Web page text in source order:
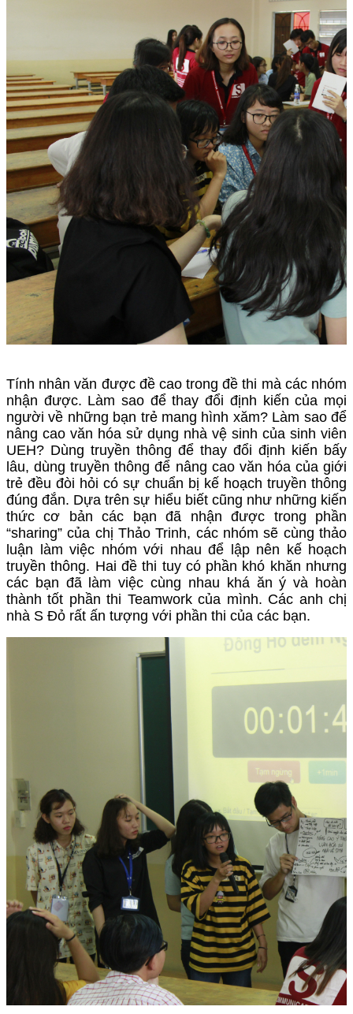
Tính nhân văn được đề cao trong đề thi mà các nhóm
nhận được. Làm sao để thay đổi định kiến của mọi
người về những bạn trẻ mang hình xăm? Làm sao để
nâng cao văn hóa sử dụng nhà vệ sinh của sinh viên
UEH? Dùng truyền thông để thay đổi định kiến bấy
lâu, dùng truyền thông để nâng cao văn hóa của giới
trẻ đều đòi hỏi có sự chuẩn bị kế hoạch truyền thông
đúng đắn. Dựa trên sự hiểu biết cũng như những kiến
thức cơ bản các bạn đã nhận được trong phần
“sharing” của chị Thảo Trinh, các nhóm sẽ cùng thảo
luận làm việc nhóm với nhau để lập nên kế hoạch
truyền thông. Hai đề thi tuy có phần khó khăn nhưng
các bạn đã làm việc cùng nhau khá ăn ý và hoàn
thành tốt phần thi Teamwork của mình. Các anh chị
nhà S Đỏ rất ấn tượng với phần thi của các bạn.